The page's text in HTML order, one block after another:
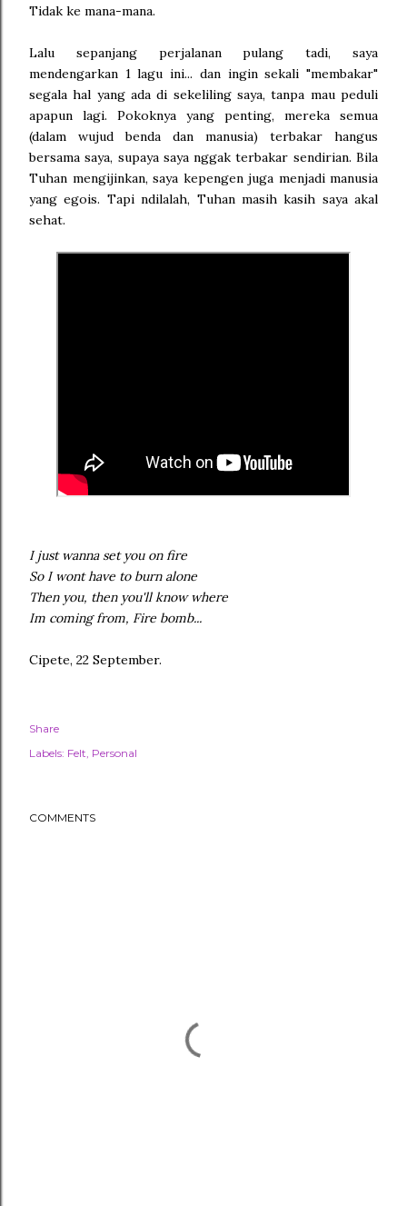
Tidak ke mana-mana.
Lalu sepanjang perjalanan pulang tadi, saya
mendengarkan 1 lagu ini... dan ingin sekali "membakar"
segala hal yang ada di sekeliling saya, tanpa mau peduli
apapun lagi. Pokoknya yang penting, mereka semua
(dalam wujud benda dan manusia) terbakar hangus
bersama saya, supaya saya nggak terbakar sendirian. Bila
Tuhan mengijinkan, saya kepengen juga menjadi manusia
yang egois. Tapi ndilalah, Tuhan masih kasih saya akal
sehat.
I just wanna set you on fire
So I wont have to burn alone
Then you, then you'll know where
Im coming from, Fire bomb...
Cipete, 22 September.
Share
Labels: Felt Personal
COMMENTS